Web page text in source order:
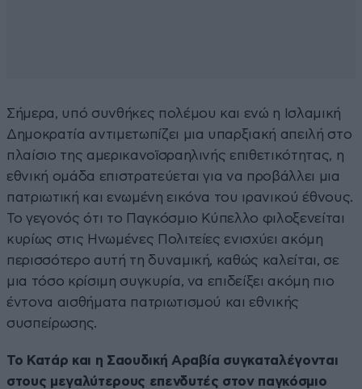
Σήμερα, υπό συνθήκες πολέμου και ενώ η Ισλαμική
Δημοκρατία αντιμετωπίζει μια υπαρξιακή απειλή στο
πλαίσιο της αμερικανοϊσραηλινής επιθετικότητας, η
εθνική ομάδα επιστρατεύεται για να προβάλλει μια
πατριωτική και ενωμένη εικόνα του ιρανικού έθνους.
Το γεγονός ότι το Παγκόσμιο Κύπελλο φιλοξενείται
κυρίως στις Ηνωμένες Πολιτείες ενισχύει ακόμη
περισσότερο αυτή τη δυναμική, καθώς καλείται, σε
μια τόσο κρίσιμη συγκυρία, να επιδείξει ακόμη πιο
έντονα αισθήματα πατριωτισμού και εθνικής
συσπείρωσης.
Το Κατάρ και η Σαουδική Αραβία συγκαταλέγονται
στους μεγαλύτερους επενδυτές στον παγκόσμιο